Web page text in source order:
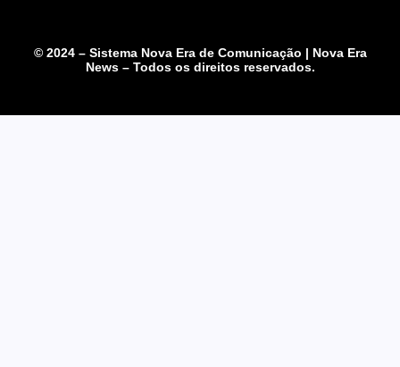
© 2024 – Sistema Nova Era de Comunicação | Nova Era
News – Todos os direitos reservados.